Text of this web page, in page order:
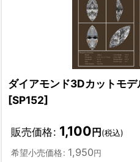
ダイアモンド3Dカットモ
[SP152]
販売価格: 1,100 円 (税込)
希望小売価格: 1,950円